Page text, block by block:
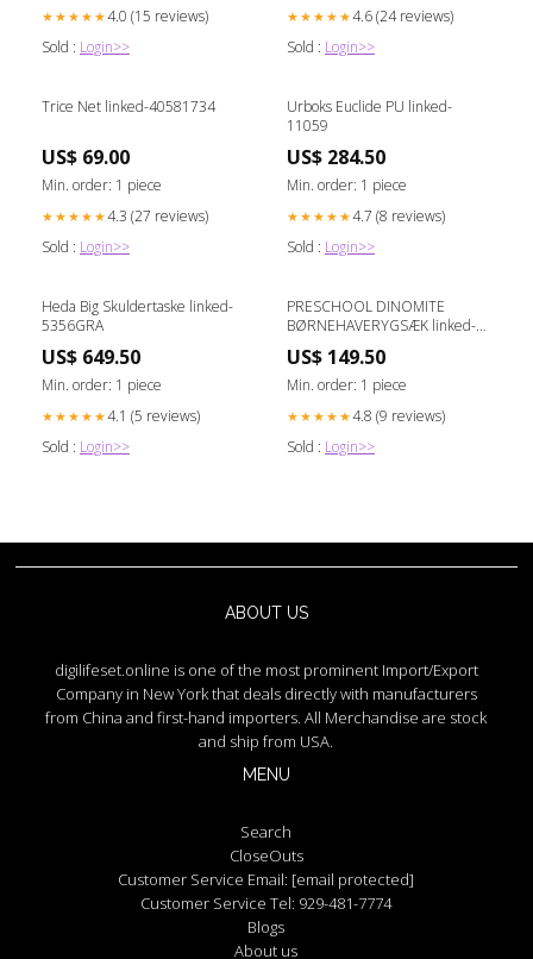
★★★★★4.0 (15 reviews)
Sold : Login>>
★★★★★4.6 (24 reviews)
Sold : Login>>
Trice Net linked-40581734
US$ 69.00
Min. order: 1 piece
★★★★★4.3 (27 reviews)
Sold : Login>>
Urboks Euclide PU linked-
11059
US$ 284.50
Min. order: 1 piece
★★★★★4.7 (8 reviews)
Sold : Login>>
Heda Big Skuldertaske linked-
5356GRA
US$ 649.50
Min. order: 1 piece
★★★★★4.1 (5 reviews)
Sold : Login>>
PRESCHOOL DINOMITE
BØRNEHAVERYGSÆK linked-
US$ 149.50
Min. order: 1 piece
★★★★★4.8 (9 reviews)
Sold : Login>>
ABOUT US
digilifeset.online is one of the most prominent Import/Export
Company in New York that deals directly with manufacturers
from China and first-hand importers. All Merchandise are stock
and ship from USA.
MENU
Search
CloseOuts
Customer Service Email: [email protected]
Customer Service Tel: 929-481-7774
Blogs
About us